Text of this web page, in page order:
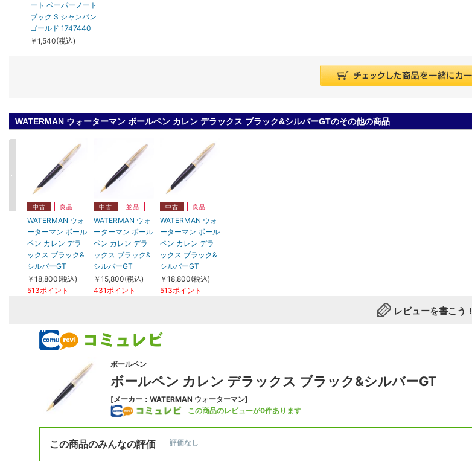
ート ペーパーノート
ブック S シャンパン
ゴールド 1747440
￥1,540(税込)
WATERMAN ウォーターマン ボールペン カレン デラックス ブラック&シルバーGTのその他の商品
中古 良品
WATERMAN ウォ
ーターマン ボール
ペン カレン デラ
ックス ブラック&
シルバーGT
￥18,800(税込)
513ポイント
中古 並品
WATERMAN ウォ
ーターマン ボール
ペン カレン デラ
ックス ブラック&
シルバーGT
￥15,800(税込)
431ポイント
中古 良品
WATERMAN ウォ
ーターマン ボール
ペン カレン デラ
ックス ブラック&
シルバーGT
￥18,800(税込)
513ポイント
レビューを書こう！
ボールペン
ボールペン カレン デラックス ブラック&シルバーGT
[メーカー：WATERMAN ウォーターマン]
この商品のレビューが0件あります
この商品のみんなの評価 評価なし